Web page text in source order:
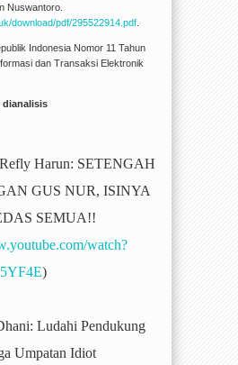
Nuswantoro.
download/pdf/295522914.pdf
Indonesia Nomor 11 Tahun
dan Transaksi Elektronik
dianalisis
Harun: SETENGAH
GUS NUR, ISINYA
SEMUA!!
watch?
)
Ludahi Pendukung
Umpatan Idiot